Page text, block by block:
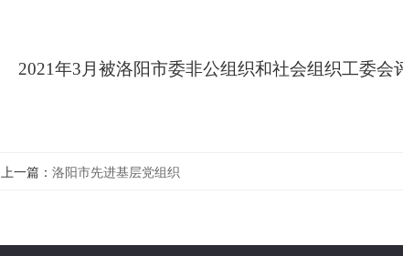
2021年3月被洛阳市委非公组织和社会组织工委会
上一篇： 洛阳市先进基层党组织